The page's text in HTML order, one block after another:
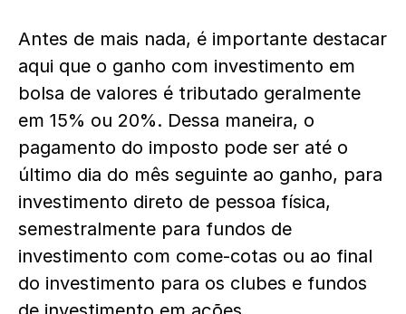
Antes de mais nada, é importante destacar
aqui que o ganho com investimento em
bolsa de valores é tributado geralmente
em 15% ou 20%. Dessa maneira, o
pagamento do imposto pode ser até o
último dia do mês seguinte ao ganho, para
investimento direto de pessoa física,
semestralmente para fundos de
investimento com come-cotas ou ao final
do investimento para os clubes e fundos